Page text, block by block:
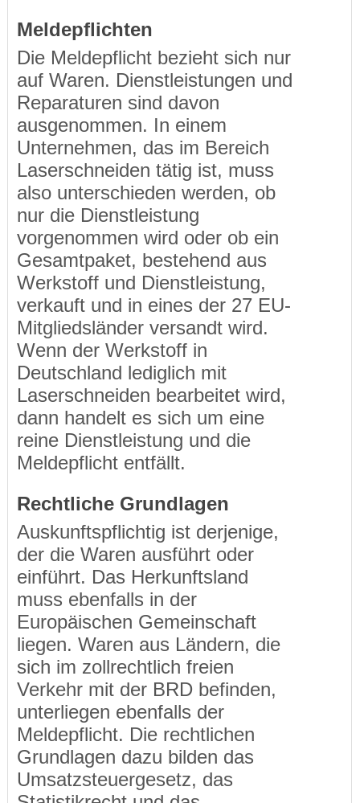
Meldepflichten
Die Meldepflicht bezieht sich nur
auf Waren. Dienstleistungen und
Reparaturen sind davon
ausgenommen. In einem
Unternehmen, das im Bereich
Laserschneiden tätig ist, muss
also unterschieden werden, ob
nur die Dienstleistung
vorgenommen wird oder ob ein
Gesamtpaket, bestehend aus
Werkstoff und Dienstleistung,
verkauft und in eines der 27 EU-
Mitgliedsländer versandt wird.
Wenn der Werkstoff in
Deutschland lediglich mit
Laserschneiden bearbeitet wird,
dann handelt es sich um eine
reine Dienstleistung und die
Meldepflicht entfällt.
Rechtliche Grundlagen
Auskunftspflichtig ist derjenige,
der die Waren ausführt oder
einführt. Das Herkunftsland
muss ebenfalls in der
Europäischen Gemeinschaft
liegen. Waren aus Ländern, die
sich im zollrechtlich freien
Verkehr mit der BRD befinden,
unterliegen ebenfalls der
Meldepflicht. Die rechtlichen
Grundlagen dazu bilden das
Umsatzsteuergesetz, das